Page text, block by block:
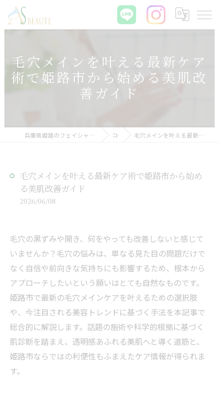
毛穴メインを叶える最新ケア
術で姫路市から始める美肌改
善ガイド
兵庫県姫路のフェイシャルエステなら肌質改善サロン ASBEAUTE コラム 毛穴メインを叶える最新ケア術で姫路市から始める美肌改善ガイド
毛穴メインを叶える最新ケア術で姫路市から始め
る美肌改善ガイド
2026/06/08
毛穴の黒ずみや開き、何をやっても改善しないと感じて
いませんか？毛穴の悩みは、単なる見た目の問題だけで
なく自信や前向きな気持ちにも影響するため、根本から
アプローチしたいという願いはとても自然なものです。
姫路市で最新の毛穴メインケアを叶えるための選択肢
や、今注目される美容トレンドに基づく手法を本記事で
総合的に解説します。話題の施術や科学的根拠に基づく
肌診断を踏まえ、透明感あふれる美肌へと導く道筋と、
姫路市ならではの利便性もふまえたケア情報が得られま
す。